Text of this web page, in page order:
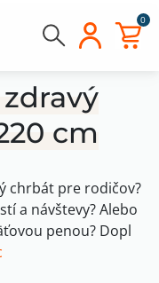
0
cm
chrbát pre rodičov?
a návštevy? Alebo
penou? Dopl